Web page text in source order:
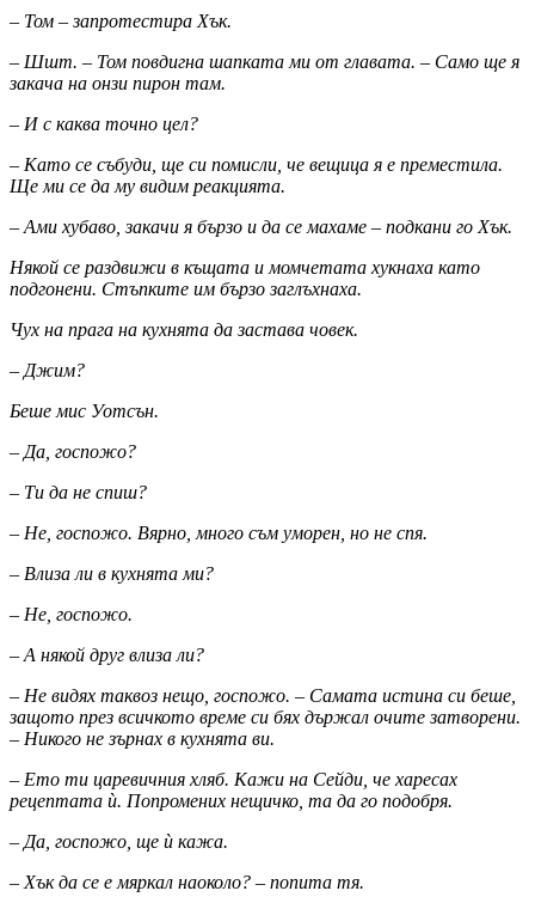
– Том – запротестира Хък.
– Шшт. – Том повдигна шапката ми от главата. – Само ще я
закача на онзи пирон там.
– И с каква точно цел?
– Като се събуди, ще си помисли, че вещица я е преместила.
Ще ми се да му видим реакцията.
– Ами хубаво, закачи я бързо и да се махаме – подкани го Хък.
Някой се раздвижи в къщата и момчетата хукнаха като
подгонени. Стъпките им бързо заглъхнаха.
Чух на прага на кухнята да застава човек.
– Джим?
Беше мис Уотсън.
– Да, госпожо?
– Ти да не спиш?
– Не, госпожо. Вярно, много съм уморен, но не спя.
– Влиза ли в кухнята ми?
– Не, госпожо.
– А някой друг влиза ли?
– Не видях таквоз нещо, госпожо. – Самата истина си беше,
защото през всичкото време си бях държал очите затворени.
– Никого не зърнах в кухнята ви.
– Ето ти царевичния хляб. Кажи на Сейди, че харесах
рецептата ѝ. Попромених нещичко, та да го подобря.
– Да, госпожо, ще ѝ кажа.
– Хък да се е мяркал наоколо? – попита тя.